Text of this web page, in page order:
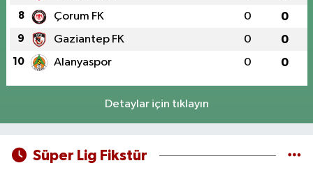
8 Çorum FK 0 0
9 Gaziantep FK 0 0
10 Alanyaspor 0 0
Detaylar için tıklayın
Süper Lig Fikstür